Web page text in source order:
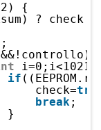
? check
if
check=
break
}